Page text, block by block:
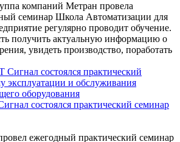
компаний Метран провела
семинар Школа Автоматизации для
регулярно проводит обучение.
получить актуальную информацию о
увидеть производство, поработать
состоялся практический семинар
ежегодный практический семинар